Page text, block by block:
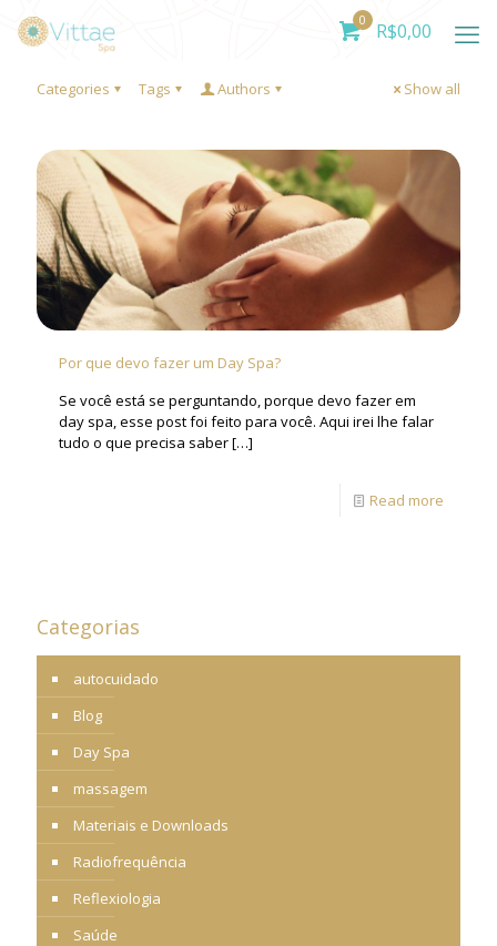
0 R$0,00
Categories Tags Authors Show all
Por que devo fazer um Day Spa?
Se você está se perguntando, porque devo fazer em
day spa, esse post foi feito para você. Aqui irei lhe falar
tudo o que precisa saber[…]
Read more
Categorias
autocuidado
Blog
Day Spa
massagem
Materiais e Downloads
Radiofrequência
Reflexiologia
Saúde